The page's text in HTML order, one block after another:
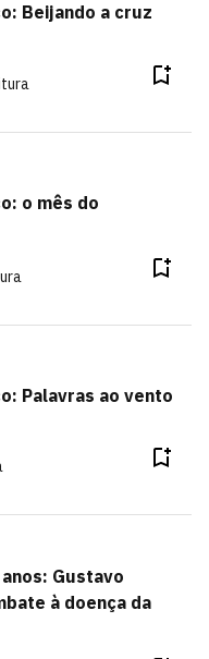
Beijando a cruz
o mês do
Palavras ao vento
Gustavo
à doença da